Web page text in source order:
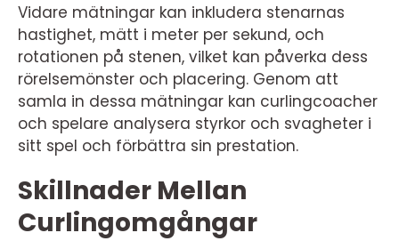
Vidare mätningar kan inkludera stenarnas
hastighet, mätt i meter per sekund, och
rotationen på stenen, vilket kan påverka dess
rörelsemönster och placering. Genom att
samla in dessa mätningar kan curlingcoacher
och spelare analysera styrkor och svagheter i
sitt spel och förbättra sin prestation.
Skillnader Mellan
Curlingomgångar